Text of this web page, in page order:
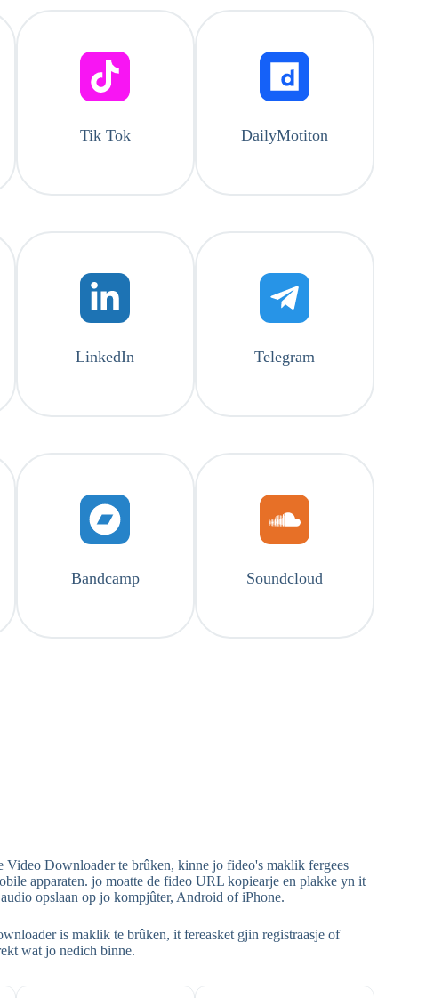
Tik Tok DailyMotiton
LinkedIn Telegram
Bandcamp Soundcloud
Downloader te brûken, kinne jo fideo's maklik fergees
apparaten. jo moatte de fideo URL kopiearje en plakke yn it
opslaan op jo kompjûter, Android of iPhone.
is maklik te brûken, it fereasket gjin registraasje of
wat jo nedich binne.